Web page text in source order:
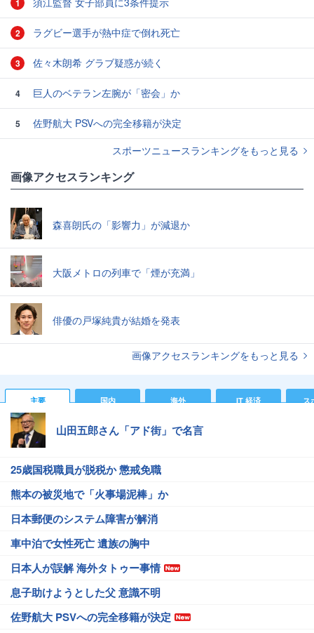
1
2 ラグビー選手が熱中症で倒れ死亡
3 佐々木朗希 グラブ疑惑が続く
4 巨人のベテラン左腕が「密会」か
5
佐野航大 PSVへの完全移籍が決定
スポーツニュースランキングをもっと見る
画像アクセスランキング
森喜朗氏の「影響力」が減退か
大阪メトロの列車で「煙が充満」
俳優の戸塚純貴が結婚を発表
画像アクセスランキングをもっと見る
主要 国内 海外 IT 経済 ス
山田五郎さん「アド街」で名言
25歳国税職員が脱税か 懲戒免職
熊本の被災地で「火事場泥棒」か
日本郵便のシステム障害が解消
車中泊で女性死亡 遺族の胸中
日本人が誤解 海外タトゥー事情
息子助けようとした父 意識不明
佐野航大 PSVへの完全移籍が決定